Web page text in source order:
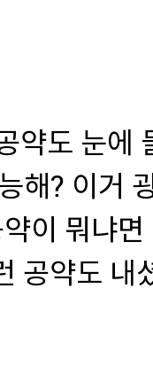
약도 눈에
해? 이거
이 뭐냐
공약도 내